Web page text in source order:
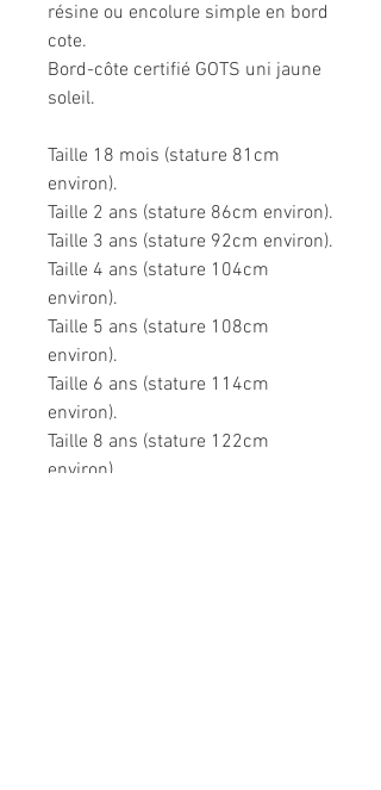
résine ou encolure simple en bord
cote.
Bord-côte certifié GOTS uni jaune
soleil.
Taille 18 mois (stature 81cm
environ).
Taille 2 ans (stature 86cm environ).
Taille 3 ans (stature 92cm environ).
Taille 4 ans (stature 104cm
environ).
Taille 5 ans (stature 108cm
environ).
Taille 6 ans (stature 114cm
environ).
Taille 8 ans (stature 122cm
environ).